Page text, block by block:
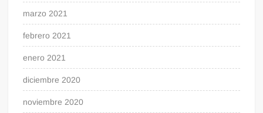
marzo 2021
febrero 2021
enero 2021
diciembre 2020
noviembre 2020